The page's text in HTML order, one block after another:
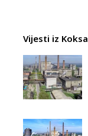
Vijesti iz